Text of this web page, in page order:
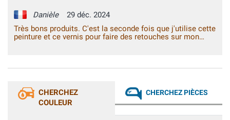
Danièle
29 déc. 2024
Très bons produits. C'est la seconde fois que j'utilise cette
peinture et ce vernis pour faire des retouches sur mon
CHERCHEZ
COULEUR
CHERCHEZ PIÈCES